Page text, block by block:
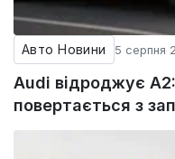
Авто Новини 5 серпня
Audi відроджує
повертається з